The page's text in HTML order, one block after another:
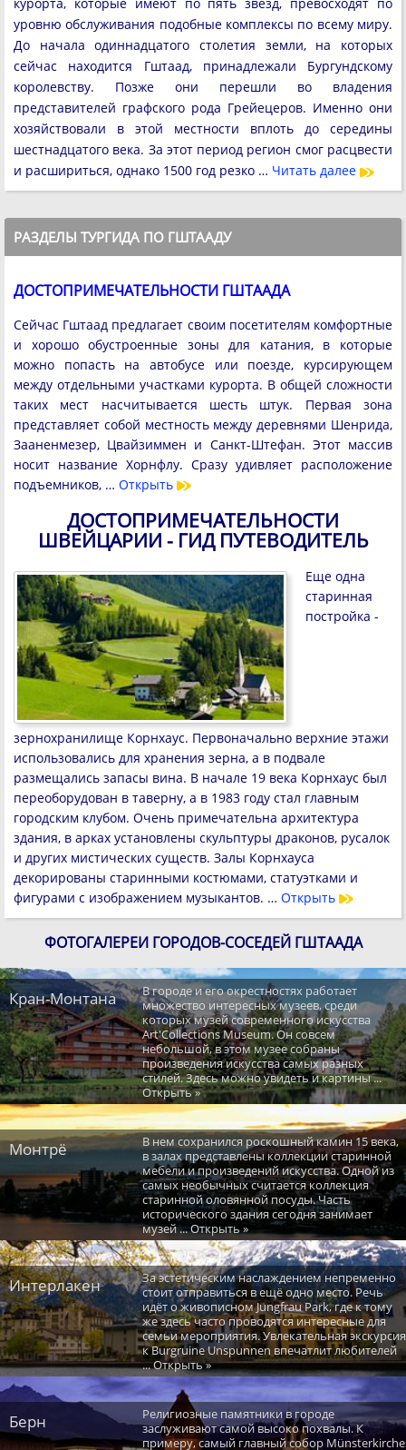
уровню обслуживания подобные комплексы по всему миру.
До начала одиннадцатого столетия земли, на которых
сейчас находится Гштаад, принадлежали Бургундскому
королевству. Позже они перешли во владения
представителей графского рода Грейецеров. Именно они
хозяйствовали в этой местности вплоть до середины
шестнадцатого века. За этот период регион смог расцвести
и расшириться, однако 1500 год резко … Читать далее
РАЗДЕЛЫ ТУРГИДА ПО ГШТААДУ
ДОСТОПРИМЕЧАТЕЛЬНОСТИ ГШТААДА
Сейчас Гштаад предлагает своим посетителям комфортные
и хорошо обустроенные зоны для катания, в которые
можно попасть на автобусе или поезде, курсирующем
между отдельными участками курорта. В общей сложности
таких мест насчитывается шесть штук. Первая зона
представляет собой местность между деревнями Шенрида,
Зааненмезер, Цвайзиммен и Санкт-Штефан. Этот массив
носит название Хорнфлу. Сразу удивляет расположение
подъемников, … Открыть
ДОСТОПРИМЕЧАТЕЛЬНОСТИ
ШВЕЙЦАРИИ - ГИД ПУТЕВОДИТЕЛЬ
Еще одна
старинная
постройка -
зернохранилище Корнхаус. Первоначально верхние этажи
использовались для хранения зерна, а в подвале
размещались запасы вина. В начале 19 века Корнхаус был
переоборудован в таверну, а в 1983 году стал главным
городским клубом. Очень примечательна архитектура
здания, в арках установлены скульптуры драконов, русалок
и других мистических существ. Залы Корнхауса
декорированы старинными костюмами, статуэтками и
фигурами с изображением музыкантов. … Открыть
ФОТОГАЛЕРЕИ ГОРОДОВ-СОСЕДЕЙ ГШТААДА
Кран-Монтана
В городе и его окрестностях работает
множество интересных музеев, среди
которых музей современного искусства
Art'Collections Museum. Он совсем
небольшой, в этом музее собраны
произведения искусства самых разных
стилей. Здесь можно увидеть и картины ...
Открыть »
Монтрё
В нем сохранился роскошный камин 15 века,
в залах представлены коллекции старинной
мебели и произведений искусства. Одной из
самых необычных считается коллекция
старинной оловянной посуды. Часть
исторического здания сегодня занимает
музей ... Открыть »
Интерлакен
За эстетическим наслаждением непременно
стоит отправиться в ещё одно место. Речь
идёт о живописном Jungfrau Park, где к тому
же здесь часто проводятся интересные для
семьи мероприятия. Увлекательная экскурсия
к Burgruine Unspunnen впечатлит любителей
... Открыть »
Берн
Религиозные памятники в городе
заслуживают самой высоко похвалы. К
примеру, самый главный собор Münsterkirche